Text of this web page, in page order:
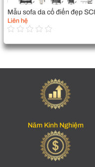
Mẫu sofa da cổ điển đẹp
Liên hệ
Năm Kinh Nghiệm